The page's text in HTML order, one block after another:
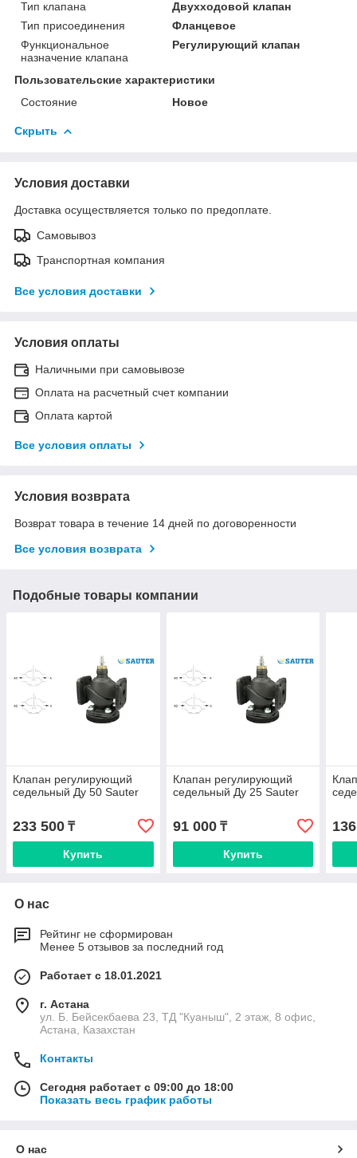
Тип клапана
Двухходовой клапан
Тип присоединения
Фланцевое
Функциональное
назначение клапана
Регулирующий клапан
Пользовательские характеристики
Состояние
Новое
Скрыть
Условия доставки
Доставка осуществляется только по предоплате.
Самовывоз
Транспортная компания
Все условия доставки
Условия оплаты
Наличными при самовывозе
Оплата на расчетный счет компании
Оплата картой
Все условия оплаты
Условия возврата
Возврат товара в течение 14 дней по договоренности
Все условия возврата
Подобные товары компании
Клапан регулирующий
седельный Ду 50 Sauter
233 500 ₸
Купить
Клапан регулирующий
седельный Ду 25 Sauter
91 000₸
Купить
О нас
Рейтинг не сформирован
Менее 5 отзывов за последний год
Работает с 18.01.2021
г. Астана
ул. Б. Бейсекбаева 23, ТД "Куаныш", 2 этаж, 8 офис,
Астана, Казахстан
Контакты
Сегодня работает с 09:00 до 18:00
Показать весь график работы
О нас